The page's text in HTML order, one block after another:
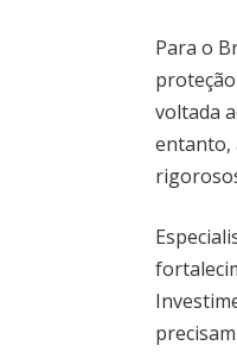
Para o
voltada
entanto,